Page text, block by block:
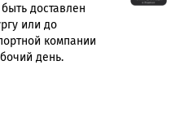
доставлен
или до
компании
день.